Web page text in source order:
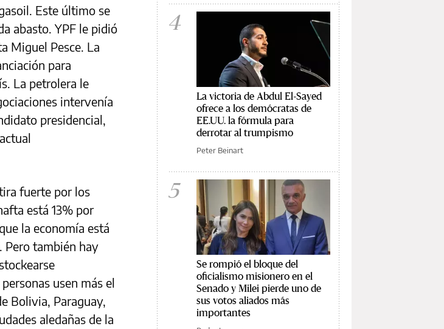
Este último se
abasto. YPF le pidió
Miguel Pesce. La
para
La petrolera le
intervenía
presidencial,
fuerte por los
está 13% por
la economía está
Pero también hay
usen más el
Bolivia, Paraguay,
aledañas de la
4
La victoria de Abdul El-Sayed
ofrece a los demócratas de
EE.UU. la fórmula para
derrotar al trumpismo
Peter Beinart
5
Se rompió el bloque del
oficialismo misionero en el
Senado y Milei pierde uno de
sus votos aliados más
importantes